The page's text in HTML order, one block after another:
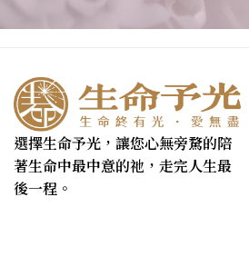
選擇生命予光，讓您心無旁騖的陪
著生命中最中意的祂，走完人生最
後一程。